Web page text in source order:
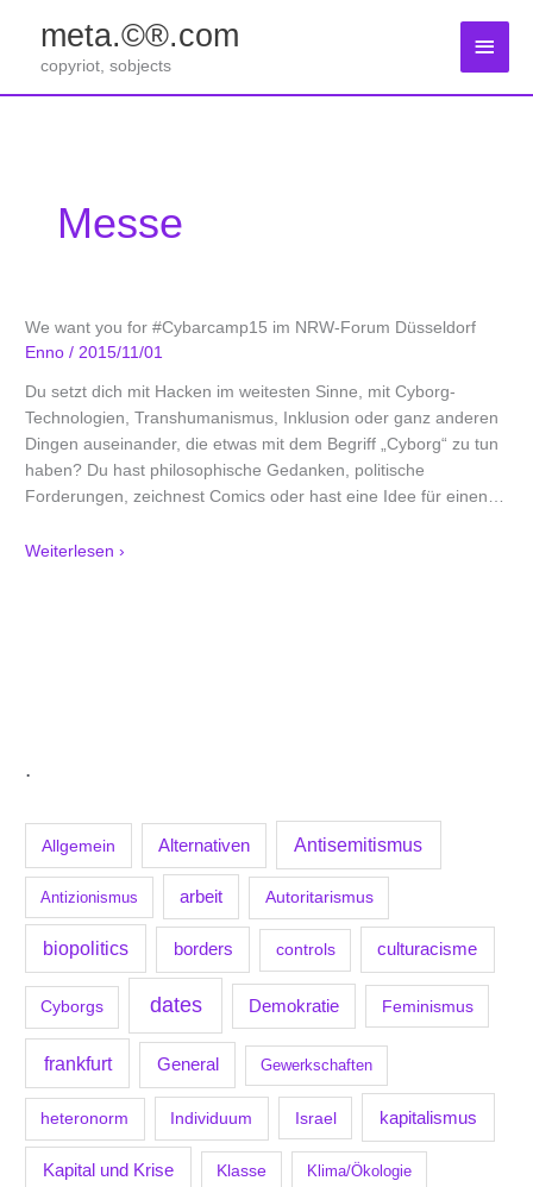
springen
meta.©®.com
copyriot, sobjects
.
Allgemein Alternativen Antisemitismus
Antizionismus arbeit Autoritarismus
biopolitics borders controls culturacisme
Cyborgs dates Demokratie Feminismus
frankfurt General Gewerkschaften
heteronorm Individuum Israel kapitalismus
Kapital und Krise Klasse Klima/Ökologie
Messe
We want you for #Cybarcamp15 im NRW-Forum Düsseldorf
Enno/ 2015/11/01
Du setzt dich mit Hacken im weitesten Sinne, mit Cyborg-
Technologien, Transhumanismus, Inklusion oder ganz anderen
Dingen auseinander, die etwas mit dem Begriff „Cyborg“ zu tun
haben? Du hast philosophische Gedanken, politische
Forderungen, zeichnest Comics oder hast eine Idee für einen …
Weiterlesen ›